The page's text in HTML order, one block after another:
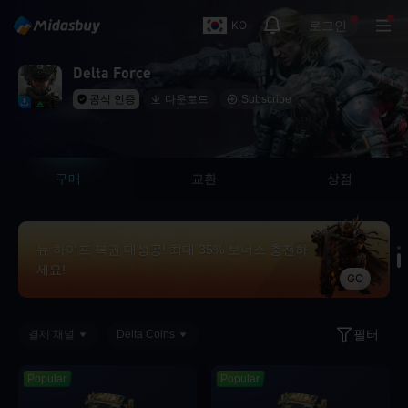
KO 로그인
Delta Force
공식 인증 다운로드 Subscribe
구매 교환 상점
세요!
GO
뉴 하이프 복권 대성공! 최대 35% 보너스 충전하
세요!
GO
코인 35% 추가 적립
결제 채널 Delta Coins 필터
Popular Popular